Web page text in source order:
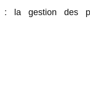
: la gestion des